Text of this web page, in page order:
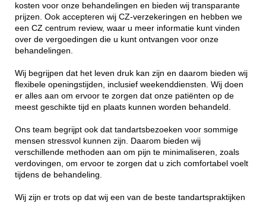
kosten voor onze behandelingen en bieden wij transparante
prijzen. Ook accepteren wij CZ-verzekeringen en hebben we
een CZ centrum review, waar u meer informatie kunt vinden
over de vergoedingen die u kunt ontvangen voor onze
behandelingen.
Wij begrijpen dat het leven druk kan zijn en daarom bieden wij
flexibele openingstijden, inclusief weekenddiensten. Wij doen
er alles aan om ervoor te zorgen dat onze patiënten op de
meest geschikte tijd en plaats kunnen worden behandeld.
Ons team begrijpt ook dat tandartsbezoeken voor sommige
mensen stressvol kunnen zijn. Daarom bieden wij
verschillende methoden aan om pijn te minimaliseren, zoals
verdovingen, om ervoor te zorgen dat u zich comfortabel voelt
tijdens de behandeling.
Wij zijn er trots op dat wij een van de beste tandartspraktijken